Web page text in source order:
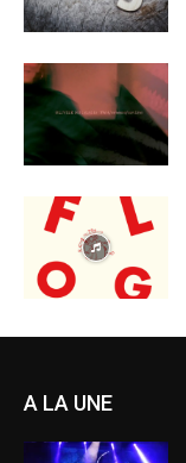
A LA UNE